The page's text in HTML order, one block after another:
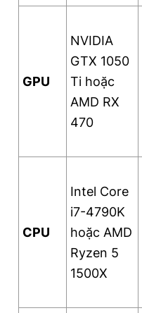
GPU
NVIDIA
GTX 1050
Ti hoặc
AMD RX
470
CPU
Intel Core
i7-4790K
hoặc AMD
Ryzen 5
1500X